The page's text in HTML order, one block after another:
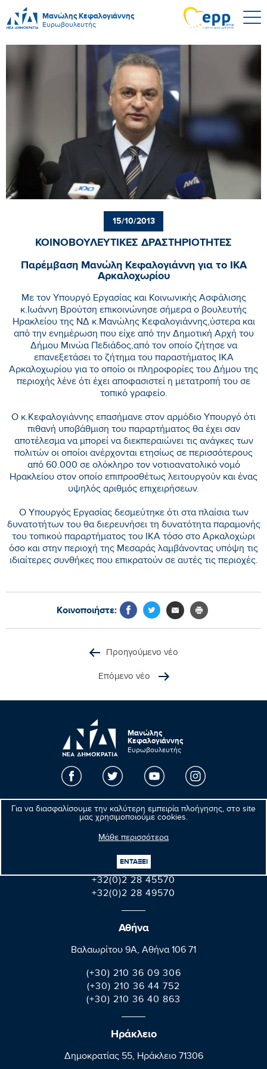
Μανώλης Κεφαλογιάννης
Ευρωβουλευτής
Για να διασφαλίσουμε την καλύτερη εμπειρία πλοήγησης, στο site
μας χρησιμοποιούμε cookies.
Μάθε περισσότερα
ΕΝΤΑΞΕΙ
15/10/2013
ΚΟΙΝΟΒΟΥΛΕΥΤΙΚΕΣ ΔΡΑΣΤΗΡΙΟΤΗΤΕΣ
Παρέμβαση Μανώλη Κεφαλογιάννη για το ΙΚΑ
Αρκαλοχωρίου
Με τον Υπουργό Εργασίας και Κοινωνικής Ασφάλισης
κ.Ιωάννη Βρούτση επικοινώνησε σήμερα ο βουλευτής
Ηρακλείου της ΝΔ κ.Μανώλης Κεφαλογιάννης,ύστερα και
από την ενημέρωση που είχε από την Δημοτική Αρχή του
Δήμου Μινώα Πεδιάδος,από τον οποίο ζήτησε να
επανεξετάσει το ζήτημα του παραστήματος ΙΚΑ
Αρκαλοχωρίου για το οποίο οι πληροφορίες του Δήμου της
περιοχής λένε ότι έχει αποφασιστεί η μετατροπή του σε
τοπικό γραφείο.
Ο κ.Κεφαλογιάννης επασήμανε στον αρμόδιο Υπουργό ότι
πιθανή υποβάθμιση του παραρτήματος θα έχει σαν
αποτέλεσμα να μπορεί να διεκπεραιώνει τις ανάγκες των
πολιτών οι οποίοι ανέρχονται ετησίως σε περισσότερους
από 60.000 σε ολόκληρο τον νοτιοανατολικό νομό
Ηρακλείου στον οποίο επιπροσθέτως λειτουργούν και ένας
υψηλός αριθμός επιχειρήσεων.
Ο Υπουργός Εργασίας δεσμεύτηκε ότι στα πλαίσια των
δυνατοτήτων του θα διερευνήσει τη δυνατότητα παραμονής
του τοπικού παραρτήματος του ΙΚΑ τόσο στο Αρκαλοχώρι
όσο και στην περιοχή της Μεσαράς λαμβάνοντας υπόψη τις
ιδιαίτερες συνθήκες που επικρατούν σε αυτές τις περιοχές.
Κοινοποιήστε:
Προηγούμενο νέο
Επόμενο νέο
Μανώλης
Κεφαλογιάννης
Ευρωβουλευτής
Βρυξέλλες
Parlement européen Bât. Altiero Spinelli
B-1047 Bruxelles/Brussel
+32(0)2 28 45570
+32(0)2 28 49570
Αθήνα
Βαλαωρίτου 9A, Aθήνα 106 71
(+30) 210 36 09 306
(+30) 210 36 44 752
(+30) 210 36 40 863
Ηράκλειο
Δημοκρατίας 55, Ηράκλειο 71306